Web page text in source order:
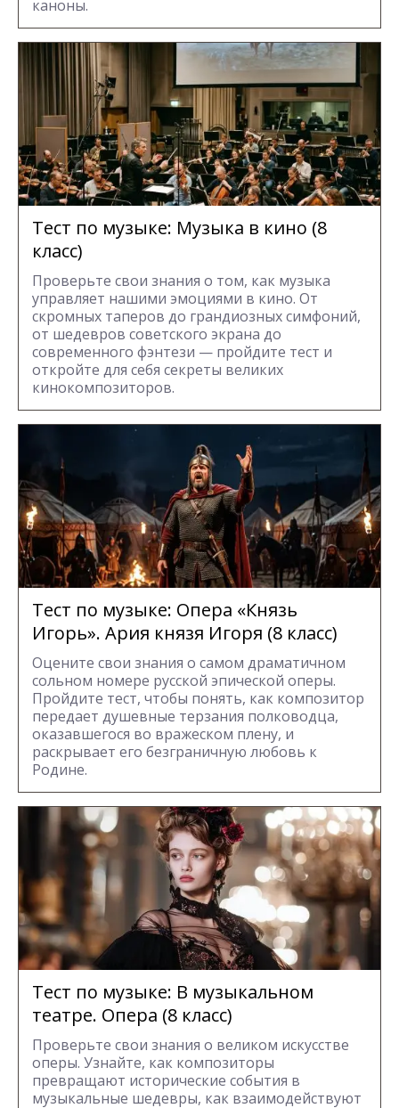
каноны.
Тест по музыке: Музыка в кино (8
класс)
Проверьте свои знания о том, как музыка
управляет нашими эмоциями в кино. От
скромных таперов до грандиозных симфоний,
от шедевров советского экрана до
современного фэнтези — пройдите тест и
откройте для себя секреты великих
кинокомпозиторов.
Тест по музыке: Опера «Князь
Игорь». Ария князя Игоря (8 класс)
Оцените свои знания о самом драматичном
сольном номере русской эпической оперы.
Пройдите тест, чтобы понять, как композитор
передает душевные терзания полководца,
оказавшегося во вражеском плену, и
раскрывает его безграничную любовь к
Родине.
Тест по музыке: В музыкальном
театре. Опера (8 класс)
Проверьте свои знания о великом искусстве
оперы. Узнайте, как композиторы
превращают исторические события в
музыкальные шедевры, как взаимодействуют